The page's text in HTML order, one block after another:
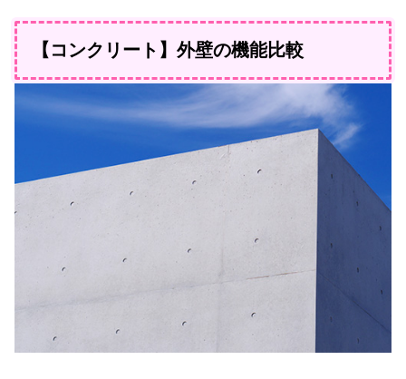
【コンクリート】外壁の機能比較